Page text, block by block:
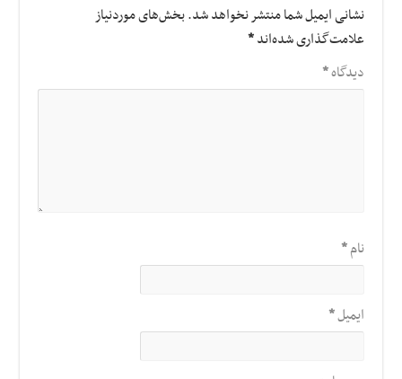
نشانی ایمیل شما منتشر نخواهد شد.بخش‌های موردنیاز
علامت‌گذاری شده‌اند*
دیدگاه*
نام*
ایمیل*